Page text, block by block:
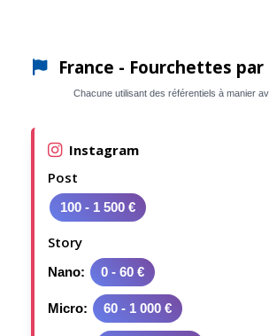
France - Fourchettes
Chacune utilisant des référentiels à manier
Instagram
Post
100 - 1 500 €
Story
Nano: 0 - 60 €
Micro: 60 - 1 000 €